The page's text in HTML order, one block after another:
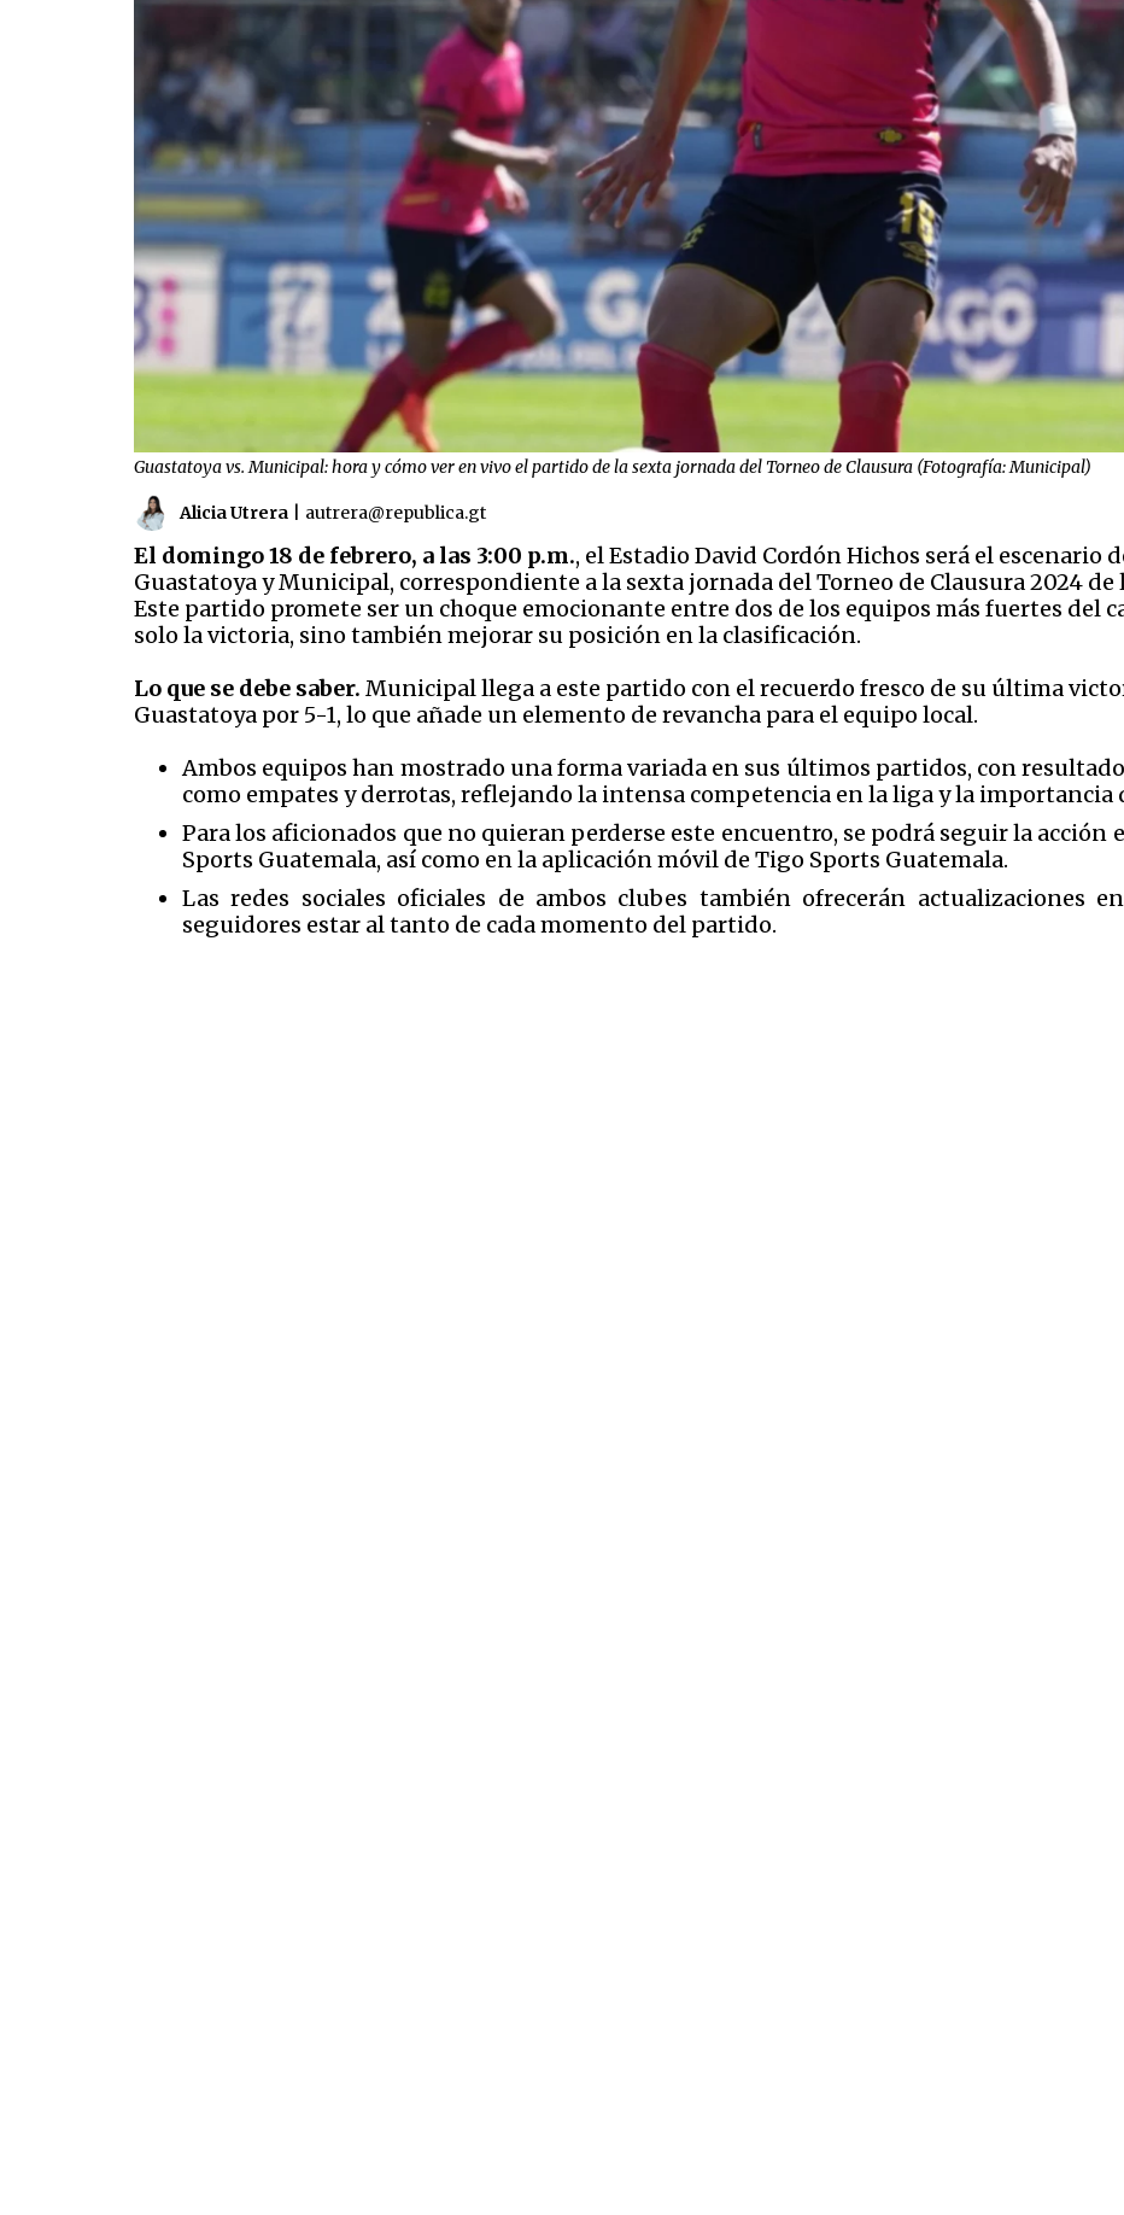
Guastatoya vs. Municipal: hora y cómo ver en vivo el partido de la sexta jornada del Torneo de Clausura (Fotografía: Municipal)
Alicia Utrera autrera@republica.gt
El domingo 18 de febrero, a las 3:00 p.m., el Estadio David Cordón Hichos será el
Guastatoya y Municipal, correspondiente a la sexta jornada del Torneo de Clausura 2024 de
Este partido promete ser un choque emocionante entre dos de los equipos más fuertes del
solo la victoria, sino también mejorar su posición en la clasificación.
Lo que se debe saber. Municipal llega a este partido con el recuerdo fresco de su última
Guastatoya por 5-1, lo que añade un elemento de revancha para el equipo local.
Ambos equipos han mostrado una forma variada en sus últimos partidos, con
como empates y derrotas, reflejando la intensa competencia en la liga y la importancia
Para los aficionados que no quieran perderse este encuentro, se podrá seguir la acción
Sports Guatemala, así como en la aplicación móvil de Tigo Sports Guatemala.
Las redes sociales oficiales de ambos clubes también ofrecerán actualizaciones
seguidores estar al tanto de cada momento del partido​​.